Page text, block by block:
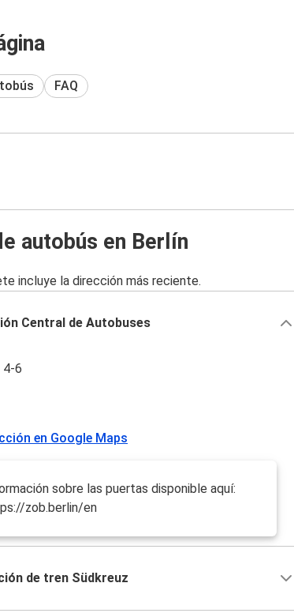
FAQ
autobús en Berlín
incluye la dirección más reciente.
Central de Autobuses
4-6
en Google Maps
sobre las puertas disponible aquí:
zob.berlin/en
de tren Südkreuz